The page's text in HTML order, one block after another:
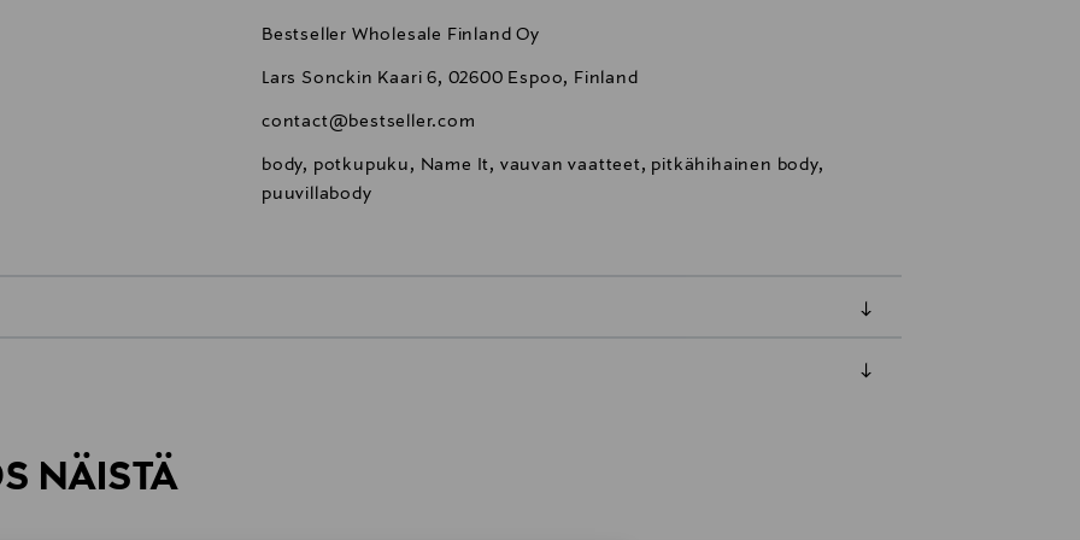
Bestseller Wholesale Finland Oy
Lars Sonckin Kaari 6, 02600 Espoo, Finland
contact@bestseller.com
body, potkupuku, Name It, vauvan vaatteet, pitkähihainen body,
puuvillabody
NÄISTÄ